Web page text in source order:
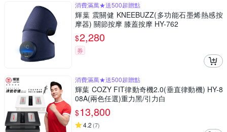
消費滿萬★送500超贈點
輝葉 震關健 KNEEBUZZ(多功能石墨烯熱感按
摩器) 關節按摩 膝蓋按摩 HY-762
$2,280
券
消費滿萬★送500超贈點
輝葉 COZY FIT律動奇機2.0(垂直律動機) HY-8
08A(兩色任選)重力黑/引力白
$13,800
4.2 (7)